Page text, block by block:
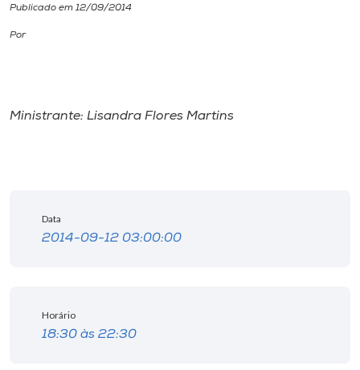
I.nova
Biblioteca
Rádio
Publicado em 12/09/2014
Por
Ministrante: Lisandra Flores Martins
Data
2014-09-12 03:00:00
Horário
18:30 às 22:30